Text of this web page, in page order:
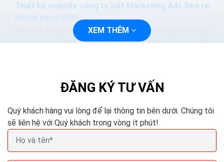
Thiết kế website công ty luật Marketing Ads Seo ra
Nhờ vào sự phát triển của Internet, văn phòng hay công
ty luật đều cần một website để khách hàng tiềm năng
XEM THÊM
ĐĂNG KÝ TƯ VẤN
Quý khách hàng vui lòng để lại thông tin bên dưới. Chúng tôi
sẽ liên hệ với Quý khách trong vòng ít phút!